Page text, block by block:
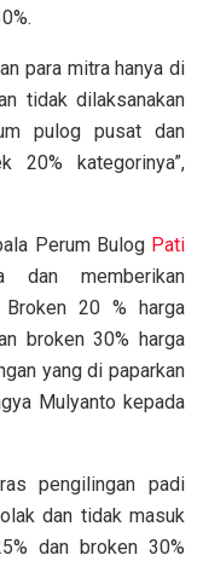
para mitra hanya di
tidak dilaksanakan
pulog pusat dan
20% kategorinya”,
Perum Bulog Pati
dan memberikan
Broken 20 % harga
broken 30% harga
yang di paparkan
Mulyanto kepada
pengilingan padi
dan tidak masuk
dan broken 30%